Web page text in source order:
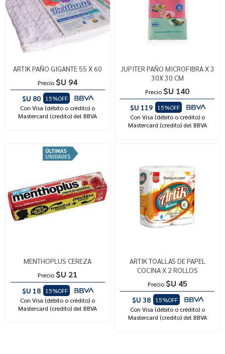
ARTIK PAÑO GIGANTE 55 X 60
Precio $U 94
$U 80
15%OFF
Con Visa (débito o crédito) o
Mastercard (credito) del BBVA
JUPITER PAÑO MICROFIBRA X 3
30X 30 CM
Precio $U 140
$U 119
15%OFF
Con Visa (débito o crédito) o
Mastercard (credito) del BBVA
MENTHOPLUS CEREZA
Precio $U 21
$U 18
15%OFF
Con Visa (débito o crédito) o
Mastercard (credito) del BBVA
ARTIK TOALLAS DE PAPEL
COCINA X 2 ROLLOS
Precio $U 45
$U 38
15%OFF
Con Visa (débito o crédito) o
Mastercard (credito) del BBVA